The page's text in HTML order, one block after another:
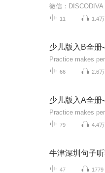
微信：
11 1.4万
少儿版入B全册
Practice makes
66 2.6万
少儿版入A全册
Practice makes
79 4.4万
牛津深圳句子
47 1779